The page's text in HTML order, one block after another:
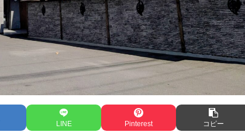
LINE Pinterest コピー